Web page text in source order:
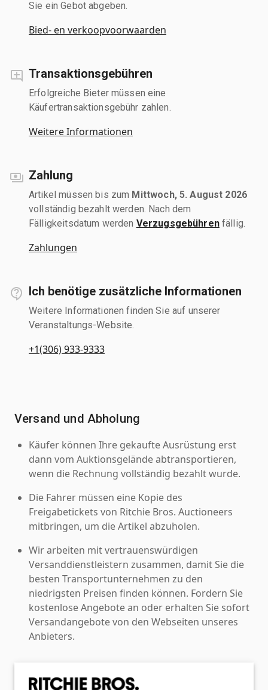
Sie ein Gebot abgeben.
Bied- en verkoopvoorwaarden
Transaktionsgebühren
Erfolgreiche Bieter müssen eine
Käufertransaktionsgebühr zahlen.
Weitere Informationen
Zahlung
Artikel müssen bis zum Mittwoch, 5. August 2026
vollständig bezahlt werden. Nach dem
Fälligkeitsdatum werden Verzugsgebührenfällig.
Zahlungen
Ich benötige zusätzliche Informationen
Weitere Informationen finden Sie auf unserer
Veranstaltungs-Website.
+1(306) 933-9333
Versand und Abholung
Käufer können Ihre gekaufte Ausrüstung erst
dann vom Auktionsgelände abtransportieren,
wenn die Rechnung vollständig bezahlt wurde.
Die Fahrer müssen eine Kopie des
Freigabetickets von Ritchie Bros. Auctioneers
mitbringen, um die Artikel abzuholen.
Wir arbeiten mit vertrauenswürdigen
Versanddienstleistern zusammen, damit Sie die
besten Transportunternehmen zu den
niedrigsten Preisen finden können. Fordern Sie
kostenlose Angebote an oder erhalten Sie sofort
Versandangebote von den Webseiten unseres
Anbieters.